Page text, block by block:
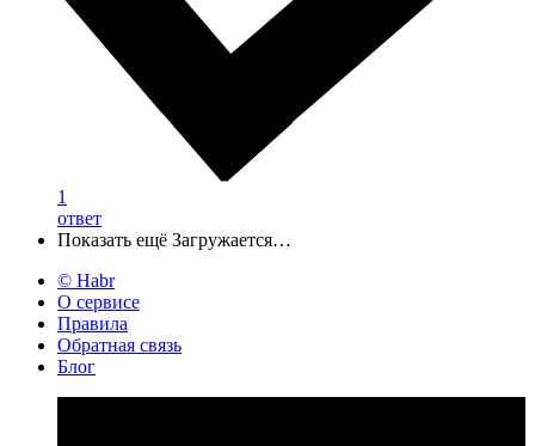
1
ответ
Показать ещё Загружается…
© Habr
О сервисе
Правила
Обратная связь
Блог